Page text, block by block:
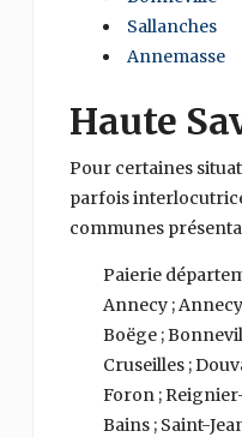
Sallanches
Annemasse
Haute
Pour certaines
parfois
communes
Paierie
Annecy ;
Boëge ;
Cruseilles ;
Foron ;
Bains ; Saint-